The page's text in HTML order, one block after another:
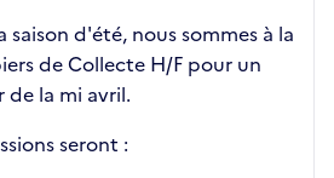
saison d'été, nous sommes à la
de Collecte H/F pour un
de la mi avril.
seront :